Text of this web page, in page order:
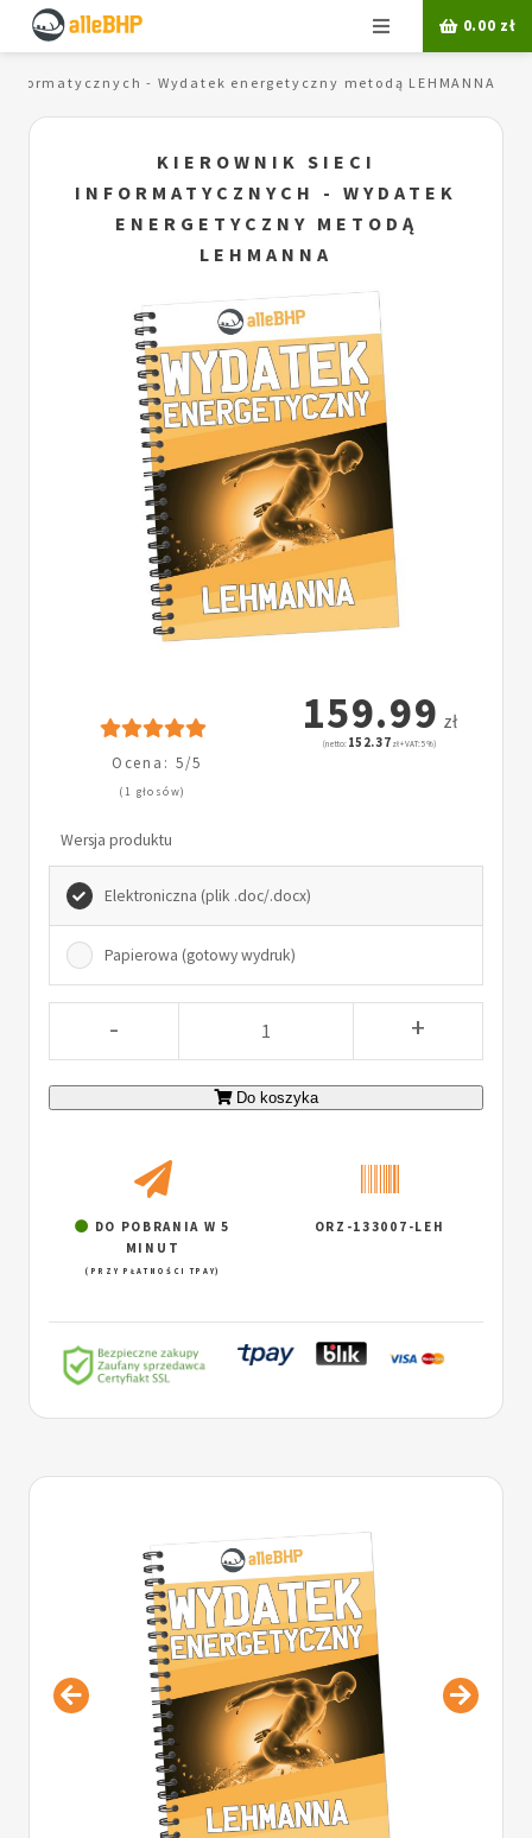
Menu 0.00 zł
- Wydatek energetyczny metodą LEHMANNA
KIEROWNIK SIECI
INFORMATYCZNYCH - WYDATEK
ENERGETYCZNY METODĄ
LEHMANNA
Ocena: 5/5
(1 głosów)
159.99 zł
(netto: 152.37 zł + VAT: 5%)
Wersja produktu
Elektroniczna (plik .doc/.docx)
Papierowa (gotowy wydruk)
- +
Do koszyka
DO POBRANIA W 5
MINUT
(PRZY PŁATNOŚCI TPAY)
ORZ-133007-LEH